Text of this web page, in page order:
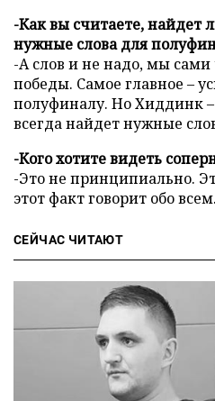
-Как вы считаете, найдет
нужные слова для
-А слов и не надо, мы сами
победы. Самое главное –
полуфиналу. Но Хиддинк
всегда найдет нужные
-Кого хотите видеть
-Это не принципиально.
этот факт говорит обо всем.
СЕЙЧАС ЧИТАЮТ